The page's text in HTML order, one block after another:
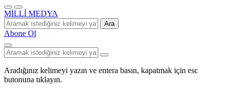
MİLLİ MEDYA
Ara
Abone Ol
Aradığınız kelimeyi yazın ve entera basın, kapatmak için esc
butonuna tıklayın.